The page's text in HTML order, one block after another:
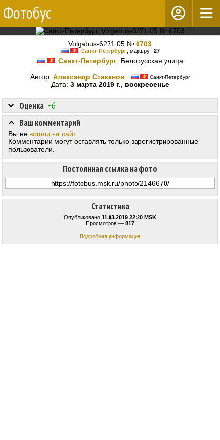
Фотобус
Volgabus-6271.05 № 6703
Санкт-Петербург, маршрут 27
Санкт-Петербург, Белорусская улица
Автор: Александр Стаканов · Санкт-Петербург
Дата: 3 марта 2019 г., воскресенье
Статистика
Опубликовано 11.03.2019 22:20 MSK
Просмотров — 817
Подробная информация
Оценка +6
Постоянная ссылка на фото
Ваш комментарий
Вы не вошли на сайт.
Комментарии могут оставлять только зарегистрированные
пользователи.